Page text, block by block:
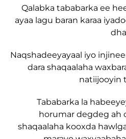
Qalabka
ayaa lagu baran
Naqshadeeyayaal
dara
"Tababarka la
horumar
shaqaalaha